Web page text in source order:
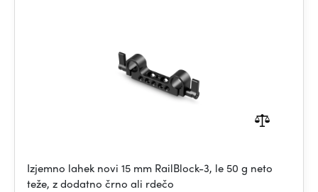
Izjemno lahek novi 15 mm RailBlock-3, le 50 g neto
teže, z dodatno črno ali rdečo